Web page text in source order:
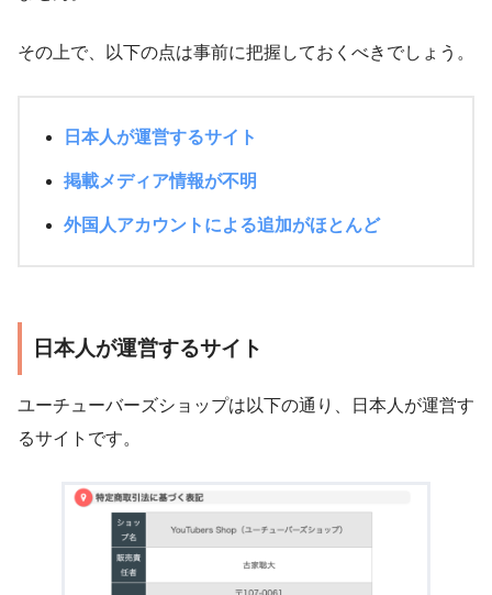
その上で、以下の点は事前に把握しておくべきでしょう。
日本人が運営するサイト
掲載メディア情報が不明
外国人アカウントによる追加がほとんど
日本人が運営するサイト
ユーチューバーズショップは以下の通り、日本人が運営す
るサイトです。